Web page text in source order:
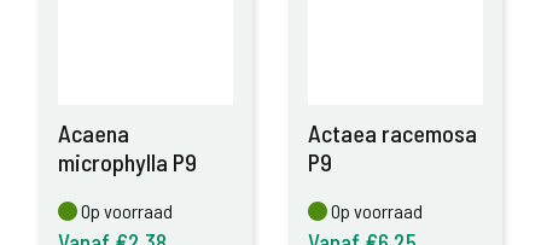
Acaena
microphylla P9
Op voorraad
Op voorraad
Actaea racemosa
P9
Op voorraad
Op voorraad